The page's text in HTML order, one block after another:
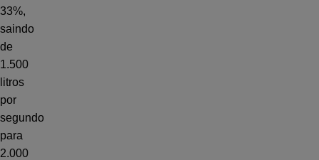
33%,
saindo
de
1.500
litros
por
segundo
para
2.000